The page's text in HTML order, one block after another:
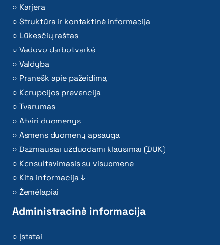
Karjera
Struktūra ir kontaktinė informacija
Lūkesčių raštas
Vadovo darbotvarkė
Valdyba
Pranešk apie pažeidimą
Korupcijos prevencija
Tvarumas
Atviri duomenys
Asmens duomenų apsauga
Dažniausiai užduodami klausimai (DUK)
Konsultavimasis su visuomene
Kita informacija ↓
Žemėlapiai
Administracinė informacija
Įstatai